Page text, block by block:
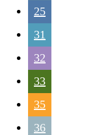
25
31
32
33
35
36